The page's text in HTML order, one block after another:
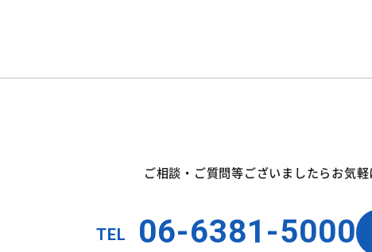
ご相談・ご質問等ございましたらお気軽
TEL 06-6381-5000